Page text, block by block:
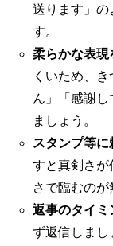
送ります」の
す。
柔らかな表現
くいため、
ん」「感謝
ましょう。
スタンプ等に
すと真剣さが
さで臨むのが
返事のタイミ
ず返信しまし